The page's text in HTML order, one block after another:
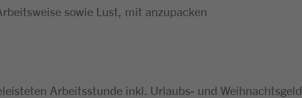
sowie Lust, mit anzupacken
Arbeitsstunde inkl. Urlaubs- und Weihnachtsgeld